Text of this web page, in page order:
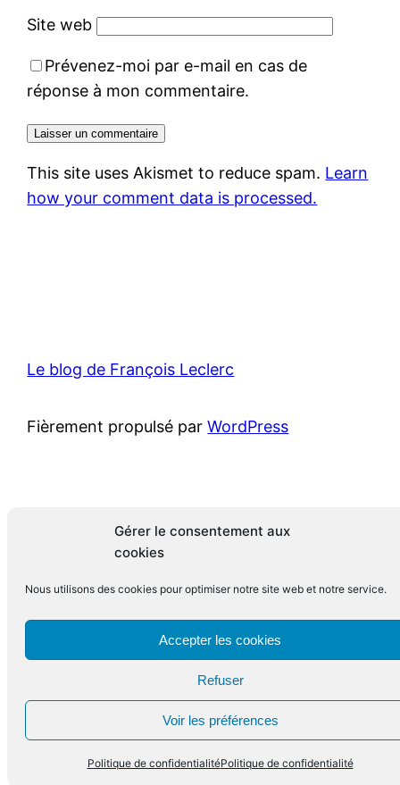
Gérer le consentement aux
cookies
Nous utilisons des cookies pour optimiser notre site web et notre service.
Accepter les cookies
Refuser
Voir les préférences
Politique de confidentialitéPolitique de confidentialité
Site web
Prévenez-moi par e-mail en cas de
réponse à mon commentaire.
This site uses Akismet to reduce spam. Learn
how your comment data is processed.
Le blog de François Leclerc
Fièrement propulsé parWordPress